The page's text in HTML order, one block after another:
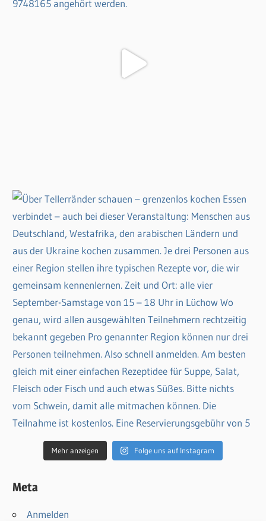
Mehr anzeigen Folge uns auf Instagram
Meta
Anmelden